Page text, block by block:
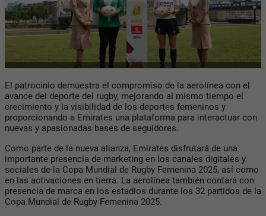
El patrocinio demuestra el compromiso de la aerolínea con el
avance del deporte del rugby, mejorando al mismo tiempo el
crecimiento y la visibilidad de los deportes femeninos y
proporcionando a Emirates una plataforma para interactuar con
nuevas y apasionadas bases de seguidores.
Como parte de la nueva alianza, Emirates disfrutará de una
importante presencia de marketing en los canales digitales y
sociales de la Copa Mundial de Rugby Femenina 2025, así como
en las activaciones en tierra. La aerolínea también contará con
presencia de marca en los estadios durante los 32 partidos de la
Copa Mundial de Rugby Femenina 2025.